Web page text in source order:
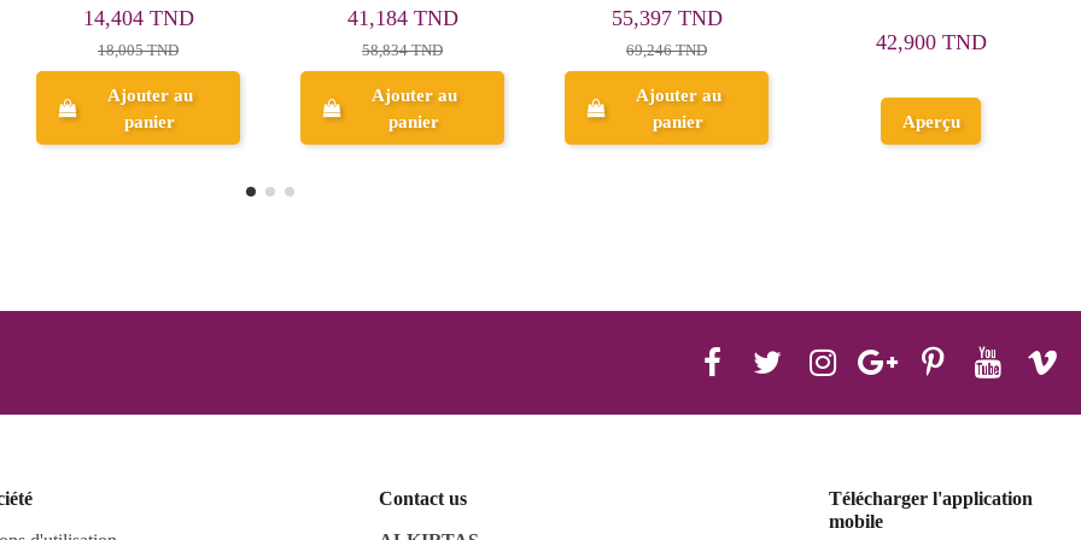
41,184 TND
58,834 TND
Ajouter au
panier
170,979 TND
Aperçu
E314
231,336 TND
289,170 TND
Aperçu
64,469 TND
Contact us
Télécharger l'application
mobile